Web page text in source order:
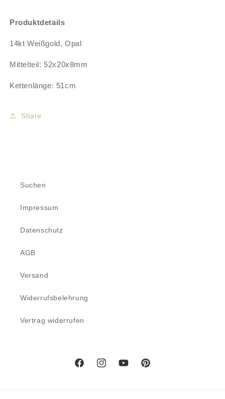
Produktdetails
14kt Weißgold, Opal
Mittelteil: 52x20x8mm
Kettenlänge: 51cm
Share
Suchen
Impressum
Datenschutz
AGB
Versand
Widerrufsbelehrung
Vertrag widerrufen
FacebookInstagramYouTubePinterest